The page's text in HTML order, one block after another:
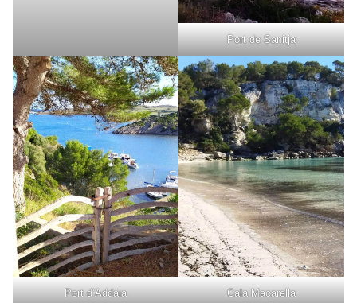
Port de Sanitja
Port d’Addaia Cala Macarella